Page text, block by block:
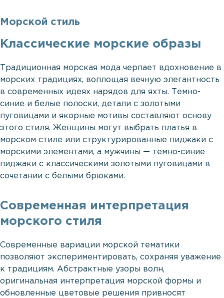
Морской стиль
Классические морские образы
Традиционная морская мода черпает вдохновение в
морских традициях, воплощая вечную элегантность
в современных идеях нарядов для яхты. Темно-
синие и белые полоски, детали с золотыми
пуговицами и якорные мотивы составляют основу
этого стиля. Женщины могут выбрать платья в
морском стиле или структурированные пиджаки с
морскими элементами, а мужчины — темно-синие
пиджаки с классическими золотыми пуговицами в
сочетании с белыми брюками.
Современная интерпретация
морского стиля
Современные вариации морской тематики
позволяют экспериментировать, сохраняя уважение
к традициям. Абстрактные узоры волн,
оригинальная интерпретация морской формы и
обновленные цветовые решения привносят